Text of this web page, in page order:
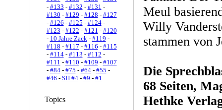
- #133 - #132 - #131 -
#130 - #129 - #128 - #127
- #126 - #125 - #124-
#123 - #122 - #121 - #120
- 10 Jahre Zack- #119 -
#118 - #117 - #116 - #115
- #114- #113 - #112 -
#111 - #110 - #109 - #107
- #84- #75 - #64- #55 -
#46 - SH #4- #9 - #1
Topics
Meul
Willy
stammen von
Die
68 Seiten,
Hethke